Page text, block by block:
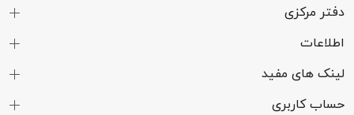
دفتر مرکزی
اطلاعات
لینک های مفید
حساب کاربری